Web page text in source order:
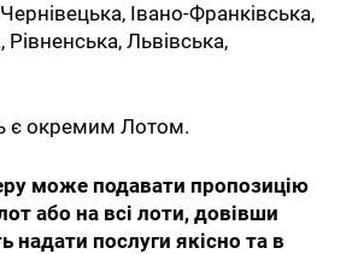
Івано-Франківська,
Рівненська, Львівська,
є окремим Лотом.
може подавати пропозицію
або на всі лоти, довівши
надати послуги якісно та в